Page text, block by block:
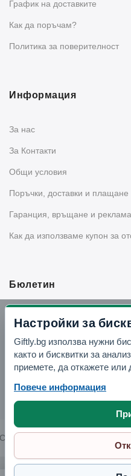
График на доставките
Как да поръчам?
Политика за поверителност
Информация
За нас
За Контакти
Общи условия
Поръчки, доставки и плащане
Гаранция, връщане и
Как да използваме купон за
Бюлетин
Вземи -10% отстъпка в
Отвори Telegram
Copyright © 2026 GIFTLY.BG. All
Настройки за
Giftly.bg използва нужни
както и бисквитки за
приемете, да откажете или
Повече информация